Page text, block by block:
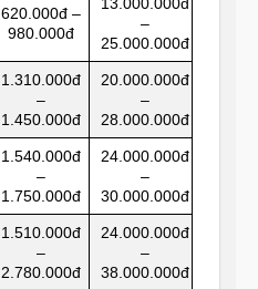
620.000đ –
980.000đ
–
25.000.000đ
1.310.000đ
–
1.450.000đ
20.000.000đ
–
28.000.000đ
1.540.000đ
–
1.750.000đ
24.000.000đ
–
30.000.000đ
1.510.000đ
–
2.780.000đ
24.000.000đ
–
38.000.000đ